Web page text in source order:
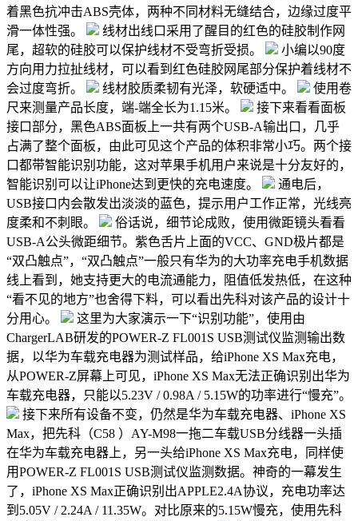
着黑色抗冲击ABS壳体，两种不同材料无缝结合，边缘过度平
滑一体性强。
线材出线口采用了醒目的红色的硅胶制作网
尾，超软的硅胶可以保护线材不受弯折受损。
小编以90度
方向用力拉扯线材，可以看到红色硅胶网尾部分保护着线材不
会过度弯折。
线材胶质柔韧有光泽，软硬适中。
使用卷
尺来测量产品长度，端-端全长为1.15米。
接下来看看面板
接口部分，黑色ABS面板上一共有两个USB-A输出口，几乎
占满了整个面板，由此可见这个产品的体积非常小巧。两个接
口都带智能识别功能，这对苹果手机用户来说是十分友好的，
智能识别可以让iPhone达到更快的充电速度。
通电后，
USB接口内会散发出淡淡的蓝色，提示用户工作正常，光线亮
度柔和不刺眼。
俗话说，细节论成败，使用微距镜头看看
USB-A公头微距细节。紫色舌片上面的VCC、GND极片都是
“双凸触点”，“双凸触点”一般只有华为的大功率充电手机数据
线上看到，她支持更大的电流通能力，阻值低发热低，在这种
“看不见的地方”也舍得下料，可以看出先科对该产品的设计十
分用心。
这里为大家演示一下“识别功能”，使用由
ChargerLAB研发的POWER-Z FL001S USB测试仪监测输出数
据，以华为车载充电器为测试样品，给iPhone XS Max充电，
从POWER-Z屏幕上可见，iPhone XS Max无法正确识别出华为
车载充电器，只能以5.23V / 0.98A / 5.15W的功率进行“慢充”。
接下来所有设备不变，仍然是华为车载充电器、iPhone XS
Max，把先科（C58 ）AY-M98一拖二车载USB分线器一头插
在华为车载充电器上，另一头给iPhone XS Max充电，同样使
用POWER-Z FL001S USB测试仪监测数据。神奇的一幕发生
了，iPhone XS Max正确识别出APPLE2.4A协议，充电功率达
到5.05V / 2.24A / 11.35W。对比原来的5.15W慢充，使用先科